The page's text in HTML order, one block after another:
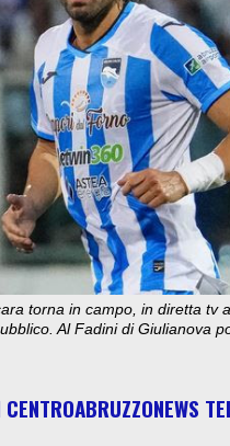
torna in campo, in diretta tv
Al Fadini di Giulianova
CENTROABRUZZONEWS